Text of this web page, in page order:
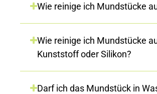
Wie reinige ich Mundstücke
Wie reinige ich Mundstücke
Kunststoff oder Silikon?
Darf ich das Mundstück in